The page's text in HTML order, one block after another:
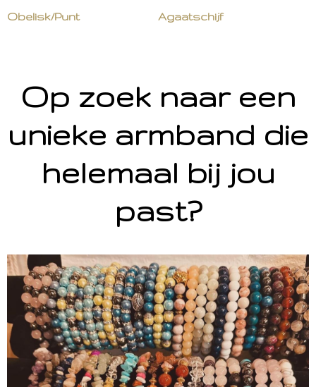
Obelisk/Punt Agaatschijf
Op zoek naar een
unieke armband die
helemaal bij jou
past?